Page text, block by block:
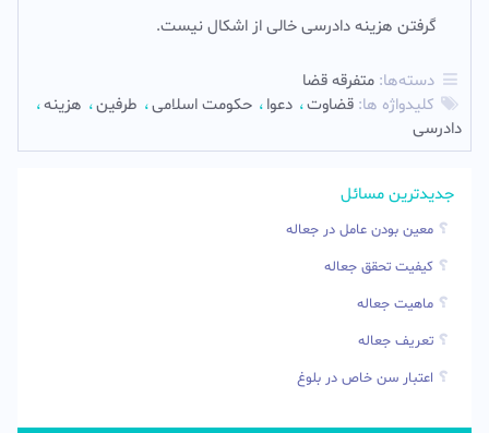
گرفتن هزینه دادرسی خالی از اشکال نیست.
دسته‌ها: متفرقه قضا
کلیدواژه ها: قضاوت دعوا حکومت اسلامی طرفین
هزینه
دادرسی
جدیدترین مسائل
معین بودن عامل در جعاله
کیفیت تحقق جعاله
ماهیت جعاله
تعریف جعاله
اعتبار سن خاص در بلوغ